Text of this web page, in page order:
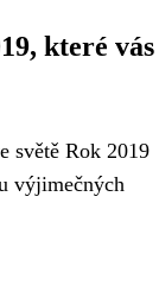
které vás
světě Rok 2019
výjimečných